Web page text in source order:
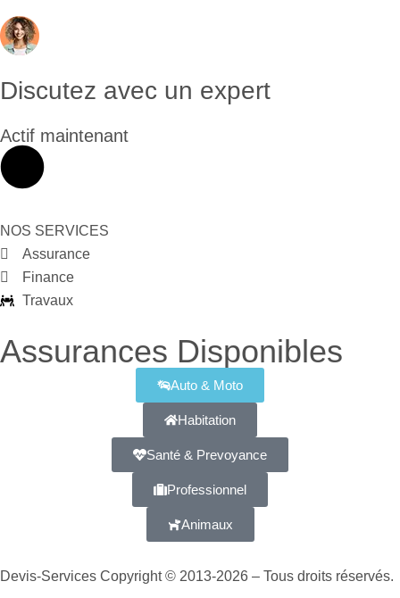
Discutez avec un expert
Actif maintenant
NOS SERVICES
Assurance
Finance
Travaux
Assurances Disponibles
Auto & Moto
Habitation
Santé & Prevoyance
Professionnel
Animaux
Devis-Services Copyright © 2013-2026 – Tous droits réservés.